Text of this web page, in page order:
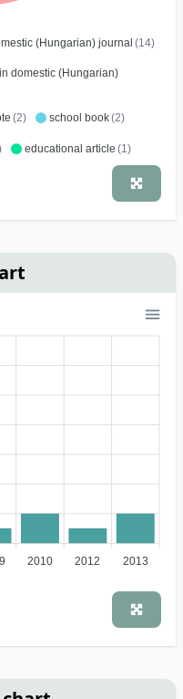
(Hungarian) journal (14)
domestic (Hungarian)
(2) school book(2)
educational article (1)
2010 2012 2013